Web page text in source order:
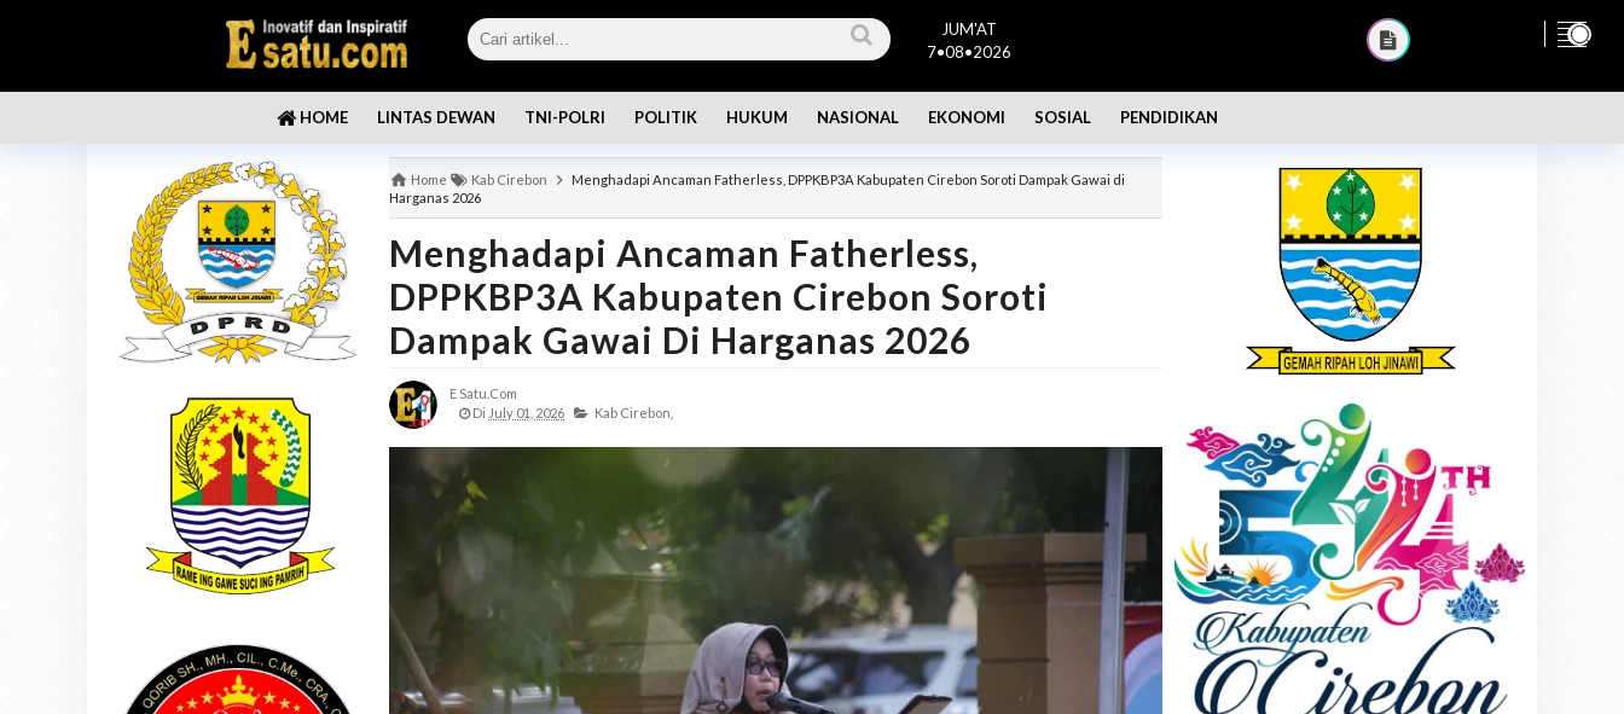
JUM'AT
7•08•2026
HOME LINTAS DEWAN TNI-POLRI POLITIK HUKUM NASIONAL EKONOMI SOSIAL PENDIDIKAN
Home Kab Cirebon
Menghadapi Ancaman Fatherless, DPPKBP3A Kabupaten Cirebon Soroti Dampak Gawai di
Harganas 2026
Menghadapi Ancaman Fatherless,
DPPKBP3A Kabupaten Cirebon Soroti
Dampak Gawai Di Harganas 2026
E Satu.com
Di July 01, 2026 Kab Cirebon,